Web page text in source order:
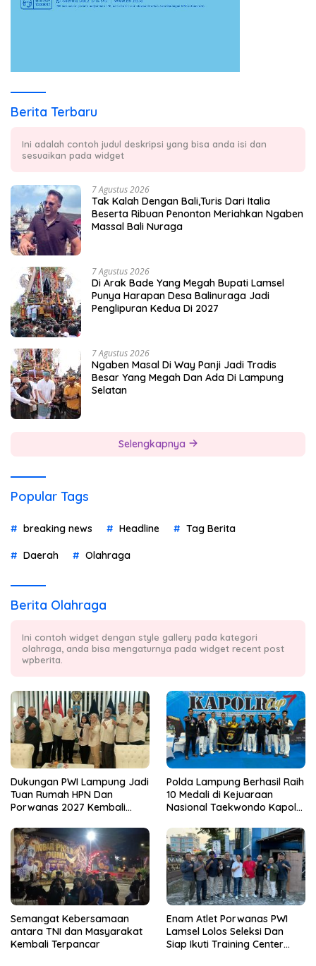
Berita Terbaru
Ini adalah contoh judul deskripsi yang bisa anda isi dan
sesuaikan pada widget
7 Agustus 2026
Tak Kalah Dengan Bali,Turis Dari Italia
Beserta Ribuan Penonton Meriahkan Ngaben
Massal Bali Nuraga
7 Agustus 2026
Di Arak Bade Yang Megah Bupati Lamsel
Punya Harapan Desa Balinuraga Jadi
Penglipuran Kedua Di 2027
7 Agustus 2026
Ngaben Masal Di Way Panji Jadi Tradis
Besar Yang Megah Dan Ada Di Lampung
Selatan
Selengkapnya
Popular Tags
breaking news Headline Tag Berita
Daerah Olahraga
Berita Olahraga
Ini contoh widget dengan style gallery pada kategori
olahraga, anda bisa mengaturnya pada widget recent post
wpberita.
Dukungan PWI Lampung Jadi
Tuan Rumah HPN Dan
Porwanas 2027 Kembali
Pol.Rudi Setiawan
Polda Lampung Berhasil Raih
10 Medali di Kejuaraan
Nasional Taekwondo Kapolri
Semangat Kebersamaan
antara TNI dan Masyarakat
Kembali Terpancar
Enam Atlet Porwanas PWI
Lamsel Lolos Seleksi Dan
Siap Ikuti Training Center